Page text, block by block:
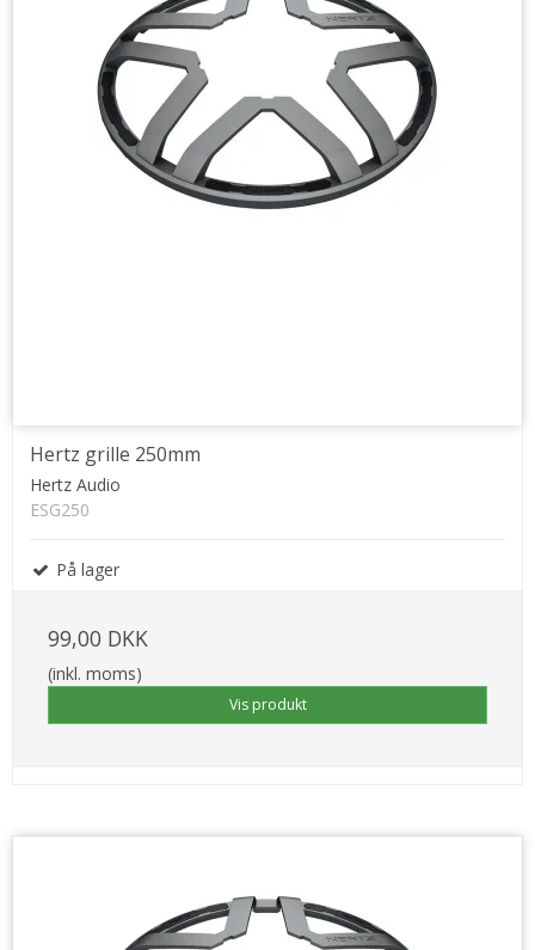
Hertz grille 250mm
Hertz Audio
ESG250
På lager
99,00 DKK
(inkl. moms)
Vis produkt